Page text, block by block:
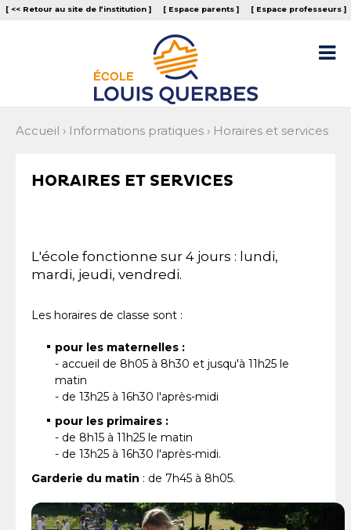
Aller
au
Outils
personnels
[ << Retour au site de l‘institution ] [ Espace parents ] [ Espace professeurs ]

Accueil › Informations pratiques › Horaires et services
HORAIRES ET SERVICES
L'école fonctionne sur 4 jours : lundi,
mardi, jeudi, vendredi.
Les horaires de classe sont :
pour les maternelles :
- accueil de 8h05 à 8h30 et jusqu'à 11h25 le
matin
- de 13h25 à 16h30 l'après-midi
pour les primaires :
- de 8h15 à 11h25 le matin
- de 13h25 à 16h30 l'après-midi.
Garderie du matin : de 7h45 à 8h05.